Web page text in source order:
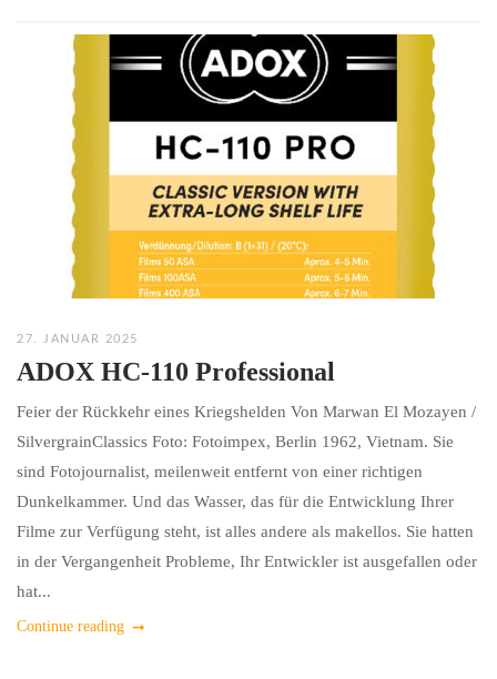
27. JANUAR 2025
ADOX HC-110 Professional
Feier der Rückkehr eines Kriegshelden Von Marwan El Mozayen /
SilvergrainClassics Foto: Fotoimpex, Berlin 1962, Vietnam. Sie
sind Fotojournalist, meilenweit entfernt von einer richtigen
Dunkelkammer. Und das Wasser, das für die Entwicklung Ihrer
Filme zur Verfügung steht, ist alles andere als makellos. Sie hatten
in der Vergangenheit Probleme, Ihr Entwickler ist ausgefallen oder
hat...
Continue reading